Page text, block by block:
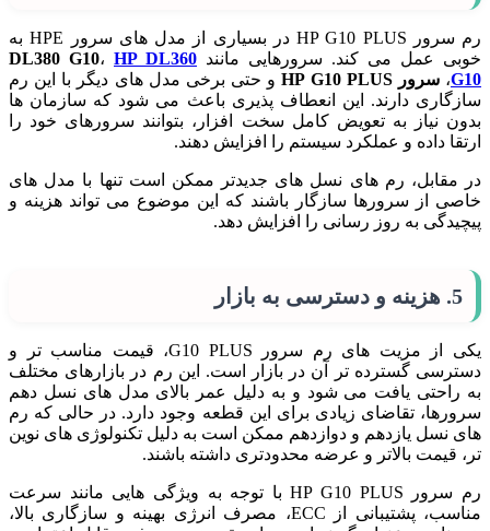
رم سرور HP G10 PLUS در بسیاری از مدل های سرور HPE به
خوبی عمل می کند. سرورهایی مانند
DL380 G10، HP DL360
G10،سرور HP G10 PLUS
و حتی برخی مدل های دیگر با این رم
سازگاری دارند. این انعطاف پذیری باعث می شود که سازمان ها
بدون نیاز به تعویض کامل سخت افزار، بتوانند سرورهای خود را
ارتقا داده و عملکرد سیستم را افزایش دهند.
در مقابل، رم های نسل های جدیدتر ممکن است تنها با مدل های
خاصی از سرورها سازگار باشند که این موضوع می تواند هزینه و
پیچیدگی به روز رسانی را افزایش دهد.
5. هزینه و دسترسی به بازار
یکی از مزیت های رم سرور G10 PLUS، قیمت مناسب تر و
دسترسی گسترده تر آن در بازار است. این رم در بازارهای مختلف
به راحتی یافت می شود و به دلیل عمر بالای مدل های نسل دهم
سرورها، تقاضای زیادی برای این قطعه وجود دارد. در حالی که رم
های نسل یازدهم و دوازدهم ممکن است به دلیل تکنولوژی های نوین
تر، قیمت بالاتر و عرضه محدودتری داشته باشند.
رم سرور HP G10 PLUS با توجه به ویژگی هایی مانند سرعت
مناسب، پشتیبانی از ECC، مصرف انرژی بهینه و سازگاری بالا،